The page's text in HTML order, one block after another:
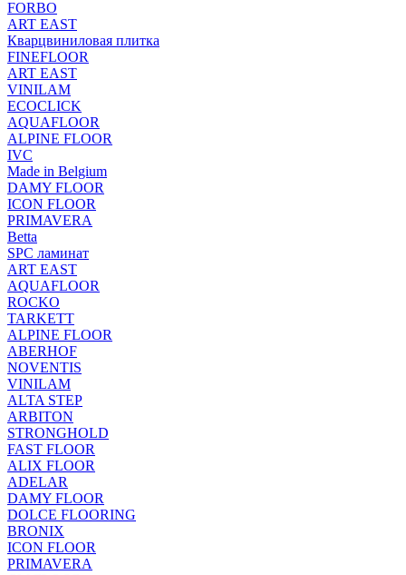
FORBO
ART EAST
Кварцвиниловая плитка
FINEFLOOR
ART EAST
VINILAM
ECOCLICK
AQUAFLOOR
ALPINE FLOOR
IVC
Made in Belgium
DAMY FLOOR
ICON FLOOR
PRIMAVERA
Betta
SPC ламинат
ART EAST
AQUAFLOOR
ROCKO
TARKETT
ALPINE FLOOR
ABERHOF
NOVENTIS
VINILAM
ALTA STEP
ARBITON
STRONGHOLD
FAST FLOOR
ALIX FLOOR
ADELAR
DAMY FLOOR
DOLCE FLOORING
BRONIX
ICON FLOOR
PRIMAVERA